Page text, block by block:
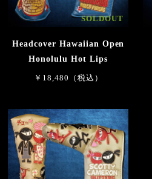
SOLDOUT
Headcover Hawaiian Open
Honolulu Hot Lips
￥18,480（税込）